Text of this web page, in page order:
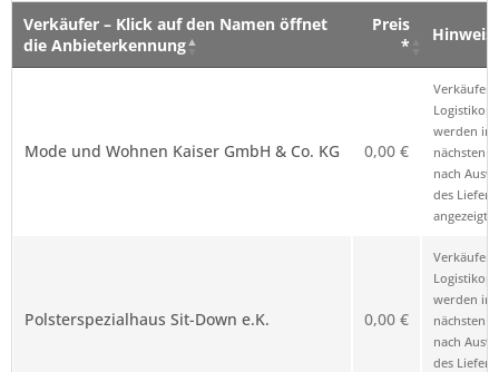
Verkäufer – Klick auf den Namen öffnet
die Anbieterkennung
Preis
*
Hinweis
Mode und Wohnen Kaiser GmbH & Co. KG 0,00 €
Verkäufer
werden im
nächsten
nach
des
angezeigt.
Polsterspezialhaus Sit-Down e.K. 0,00 €
Verkäufer
werden im
nächsten
nach
des